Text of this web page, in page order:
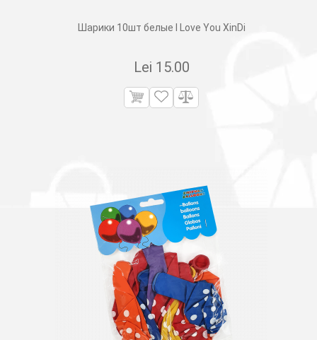
Шарики 10шт белые I Love You XinDi
Lei 15.00